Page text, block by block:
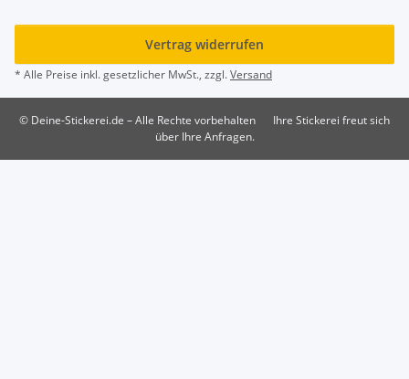
Vertrag widerrufen
* Alle Preise inkl. gesetzlicher MwSt., zzgl.Versand
© Deine-Stickerei.de – Alle Rechte vorbehalten
Ihre Stickerei freut sich
über Ihre Anfragen.